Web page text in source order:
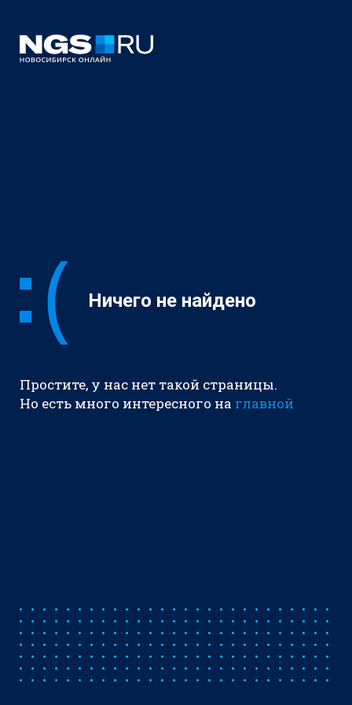
Ничего не найдено
Простите, у нас нет такой страницы.
Но есть много интересного на главной